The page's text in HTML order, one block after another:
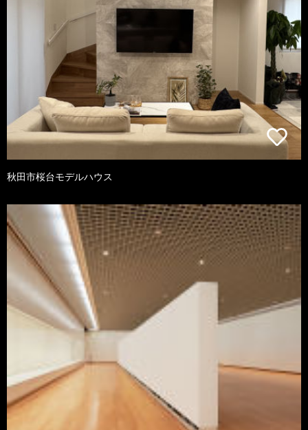
秋田市桜台モデルハウス